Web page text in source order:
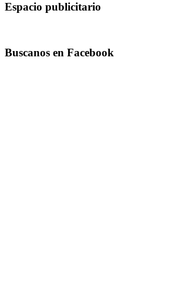
Espacio publicitario
Buscanos en Facebook